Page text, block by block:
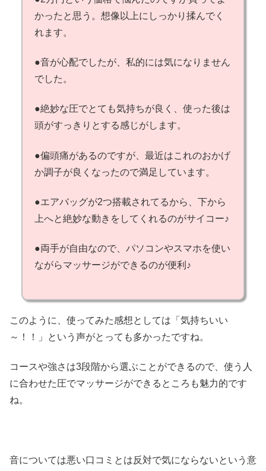
かったと思う。想像以上にしっかり揉んでく
れます。
●音が心配でしたが、私的には気になりません
でした。
●絶妙な圧でとても気持ちが良く、使った後は
頭がすっきりとする感じがします。
●偏頭痛があるのですが、最近はこれのおかげ
か調子が良くなったので満足しています。
●エアバッグが2つ搭載されてるから、下から
上へと絶妙な動きをしてくれるのがサイコー♪
●両手が自由なので、パソコンやスマホを使い
ながらマッサージができるのが便利♪
このように、使ってみた感想としては「気持ちいい
～！！」という声がとっても多かったですね。
コースや強さは3段階から選ぶことができるので、使う人
に合わせた圧でマッサージができるところも魅力的です
ね。
音については悪い口コミとは反対で気にならないという意